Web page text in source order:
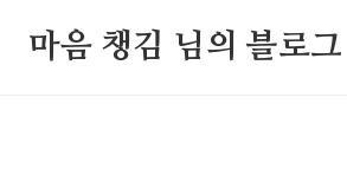
마음 챙김 님의 블로그